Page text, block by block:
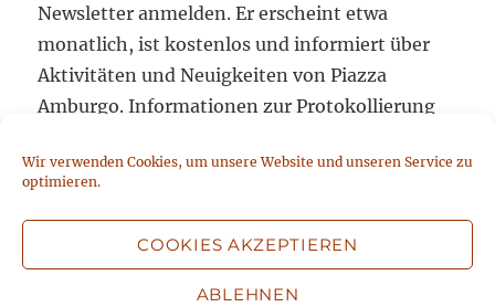
Wir verwenden Cookies, um unsere Website und unseren Service zu
optimieren.
COOKIES AKZEPTIEREN
ABLEHNEN
Newsletter anmelden. Er erscheint etwa
monatlich, ist kostenlos und informiert über
Aktivitäten und Neuigkeiten von Piazza
Amburgo. Informationen zur Protokollierung
Auswertung und Abbestellmöglichkeiten